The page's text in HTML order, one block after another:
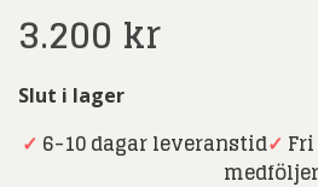
3.200 kr
Slut i lager
✓ 6-10 dagar leveranstid✓
medföljer